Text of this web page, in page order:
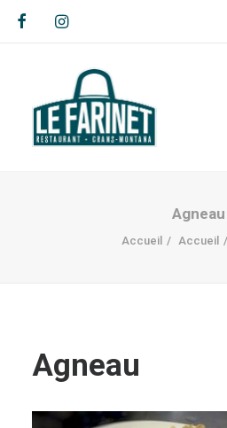
Agneau
Accueil Accueil
Agneau